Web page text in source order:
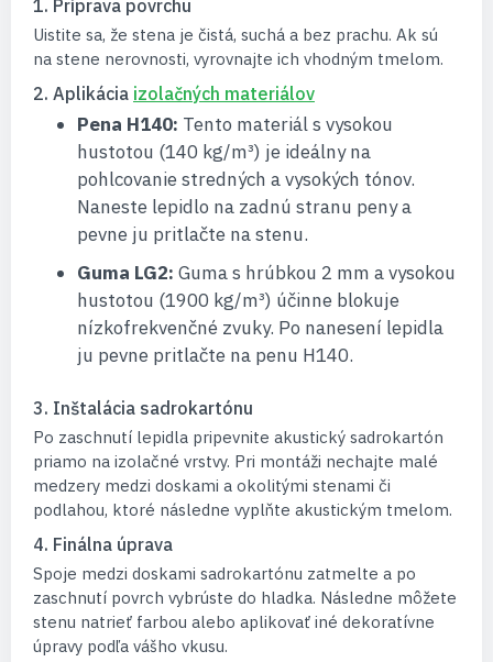
1. Príprava povrchu
Uistite sa, že stena je čistá, suchá a bez prachu. Ak sú
na stene nerovnosti, vyrovnajte ich vhodným tmelom.
2. Aplikácia izolačných materiálov
Pena H140: Tento materiál s vysokou
hustotou (140 kg/m³) je ideálny na
pohlcovanie stredných a vysokých tónov.
Naneste lepidlo na zadnú stranu peny a
pevne ju pritlačte na stenu.
Guma LG2: Guma s hrúbkou 2 mm a vysokou
hustotou (1900 kg/m³) účinne blokuje
nízkofrekvenčné zvuky. Po nanesení lepidla
ju pevne pritlačte na penu H140.
3. Inštalácia sadrokartónu
Po zaschnutí lepidla pripevnite akustický sadrokartón
priamo na izolačné vrstvy. Pri montáži nechajte malé
medzery medzi doskami a okolitými stenami či
podlahou, ktoré následne vyplňte akustickým tmelom.
4. Finálna úprava
Spoje medzi doskami sadrokartónu zatmelte a po
zaschnutí povrch vybrúste do hladka. Následne môžete
stenu natrieť farbou alebo aplikovať iné dekoratívne
úpravy podľa vášho vkusu.